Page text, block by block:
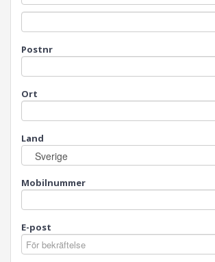
Postnr
Ort
Land
Mobilnummer
E-post